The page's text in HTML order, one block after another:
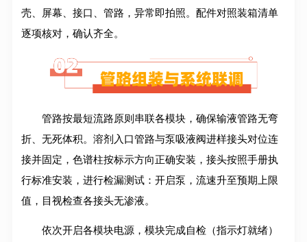
壳、屏幕、接口、管路，异常即拍照。配件对照装箱清单
逐项核对，确认齐全。
管路按最短流路原则串联各模块，确保输液管路无弯
折、无死体积。溶剂入口管路与泵吸液阀进样接头对位连
接并固定，色谱柱按标示方向正确安装，接头按照手册执
行标准安装，进行检漏测试：开启泵，流速升至预期上限
值，目视检查各接头无渗液。
依次开启各模块电源，模块完成自检（指示灯就绪）